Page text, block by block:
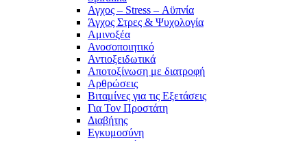
Αγχος – Stress – Αϋπνία
Άγχος Στρες & Ψυχολογία
Αμινοξέα
Ανοσοποιητικό
Αντιοξειδωτικά
Αποτοξίνωση με διατροφή
Αρθρώσεις
Βιταμίνες για τις Εξετάσεις
Για Τον Προστάτη
Διαβήτης
Εγκυμοσύνη